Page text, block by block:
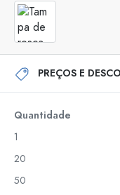
PREÇOS E
Quantidade
1
20
50